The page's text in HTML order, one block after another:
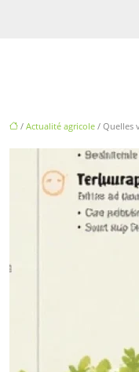
/ Actualité agricole / Quelles